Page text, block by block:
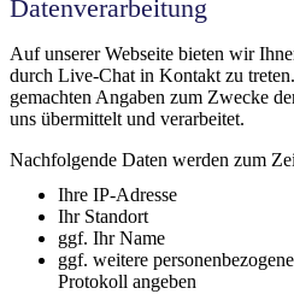
Datenverarbeitung
Auf unserer Webseite bieten wir
durch Live-Chat in Kontakt zu
gemachten Angaben zum Zwecke
uns übermittelt und verarbeitet.
Nachfolgende Daten werden zum
Ihre IP-Adresse
Ihr Standort
ggf. Ihr Name
ggf. weitere
Protokoll angeben